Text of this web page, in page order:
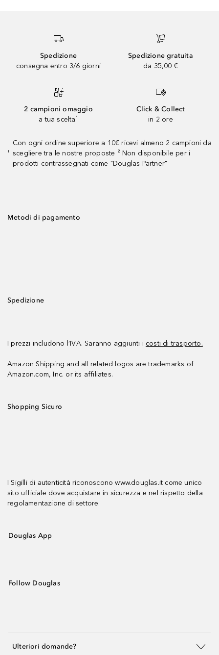
Spedizione
consegna entro 3/6 giorni
Spedizione gratuita
da 35,00 €
2 campioni omaggio
a tua scelta¹
Click & Collect
in 2 ore
¹
Con ogni ordine superiore a 10€ ricevi almeno 2 campioni da
scegliere tra le nostre proposte ² Non disponibile per i
prodotti contrassegnati come "Douglas Partner"
Metodi di pagamento
Spedizione
I prezzi includono l’IVA. Saranno aggiunti i costi di trasporto.
Amazon Shipping and all related logos are trademarks of
Amazon.com, Inc. or its affiliates.
Shopping Sicuro
I Sigilli di autenticità riconoscono www.douglas.it come unico
sito ufficiale dove acquistare in sicurezza e nel rispetto della
regolamentazione di settore.
Douglas App
Follow Douglas
Ulteriori domande?